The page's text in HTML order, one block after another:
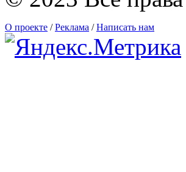
О проекте / Реклама / Написать нам